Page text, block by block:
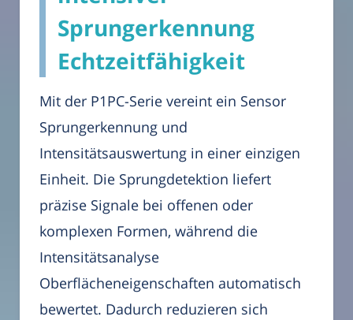
Sprungerkennung
Echtzeitfähigkeit
Mit der P1PC-Serie vereint ein Sensor
Sprungerkennung und
Intensitätsauswertung in einer einzigen
Einheit. Die Sprungdetektion liefert
präzise Signale bei offenen oder
komplexen Formen, während die
Intensitätsanalyse
Oberflächeneigenschaften automatisch
bewertet. Dadurch reduzieren sich